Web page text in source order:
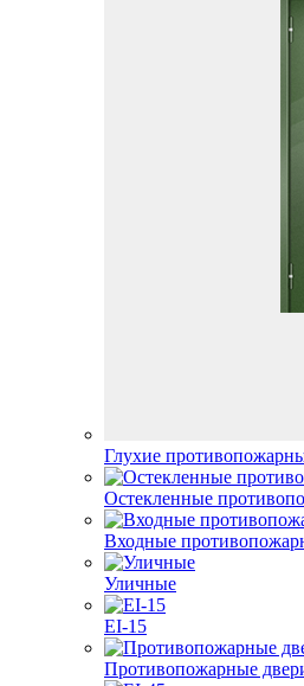
Глухие
Остекленные
Входные
Уличные
EI-15
Противопожарные